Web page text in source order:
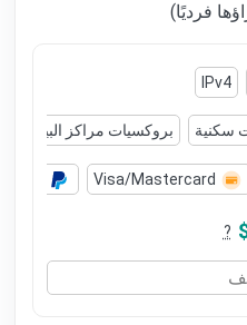
IPv4
سكنية بروكسيات مراكز البيانات
Visa/Mastercard
?